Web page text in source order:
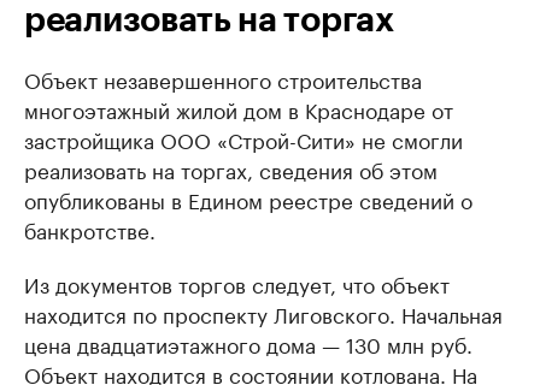
реализовать на торгах
Объект незавершенного строительства
многоэтажный жилой дом в Краснодаре от
застройщика ООО «Строй-Сити» не смогли
реализовать на торгах, сведения об этом
опубликованы в Едином реестре сведений о
банкротстве.
Из документов торгов следует, что объект
находится по проспекту Лиговского. Начальная
цена двадцатиэтажного дома — 130 млн руб.
Объект находится в состоянии котлована. На